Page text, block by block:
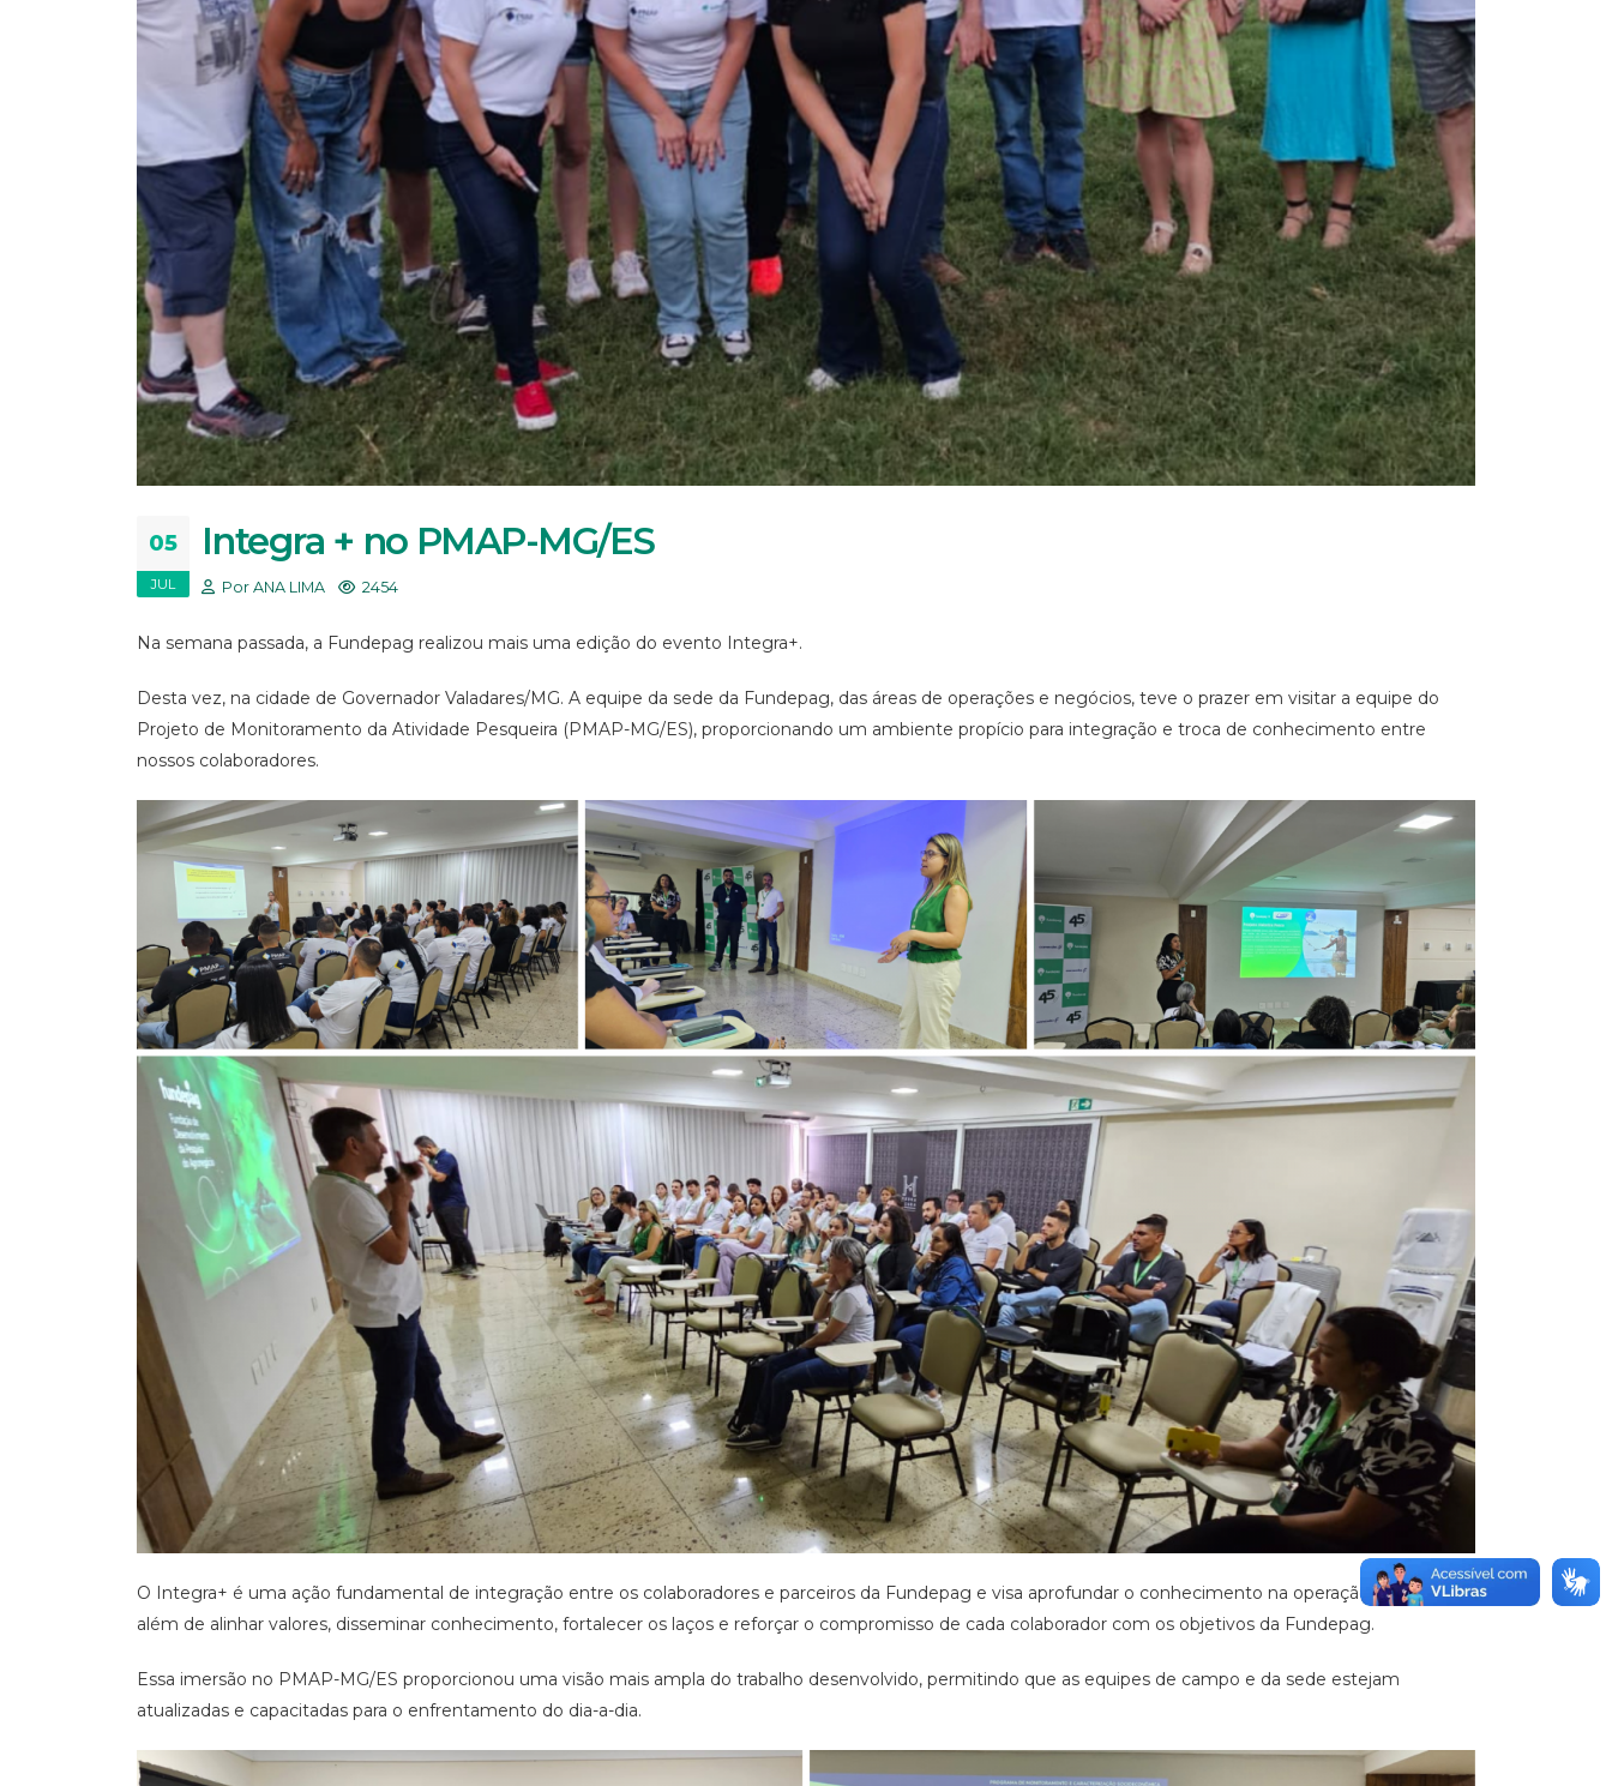
05
JUL
Integra + no PMAP-MG/ES
Por ANA LIMA 2454
Na semana passada, a Fundepag realizou mais uma edição do evento Integra+.
Desta vez, na cidade de Governador Valadares/MG. A equipe da sede da Fundepag, das áreas de operações e negócios, teve o prazer em visitar a equipe do
Projeto de Monitoramento da Atividade Pesqueira (PMAP-MG/ES), proporcionando um ambiente propício para integração e troca de conhecimento entre
nossos colaboradores.
O Integra+ é uma ação fundamental de integração entre os colaboradores e parceiros da Fundepag e visa aprofundar o conhecimento na operação de projetos,
além de alinhar valores, disseminar conhecimento, fortalecer os laços e reforçar o compromisso de cada colaborador com os objetivos da Fundepag.
Essa imersão no PMAP-MG/ES proporcionou uma visão mais ampla do trabalho desenvolvido, permitindo que as equipes de campo e da sede estejam
atualizadas e capacitadas para o enfrentamento do dia-a-dia.